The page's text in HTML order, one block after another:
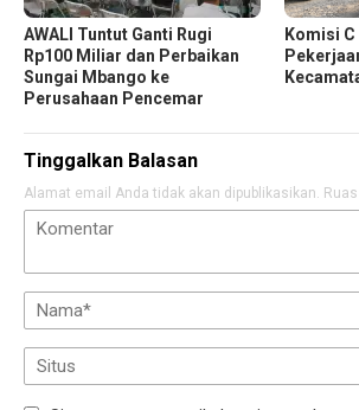
AWALI Tuntut Ganti Rugi
Rp100 Miliar dan Perbaikan
Sungai Mbango ke
Perusahaan Pencemar
Komisi C
Tinggalkan Balasan
Alamat email Anda tidak akan dipublikasikan.